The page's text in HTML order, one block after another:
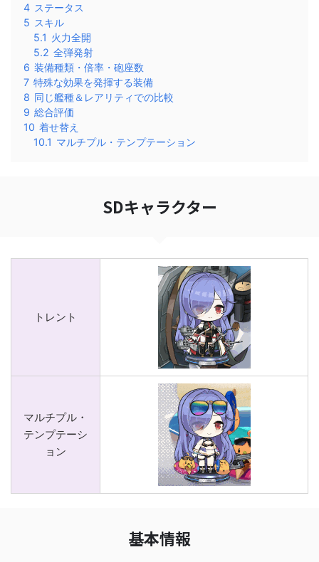
4 ステータス
5 スキル
5.1 火力全開
5.2 全弾発射
6 装備種類・倍率・砲座数
7 特殊な効果を発揮する装備
8 同じ艦種＆レアリティでの比較
9 総合評価
10 着せ替え
10.1 マルチプル・テンプテーション
SDキャラクター
トレント
マルチプル・
テンプテーシ
ョン
基本情報